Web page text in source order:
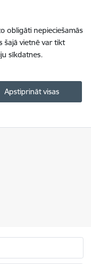
obligāti nepieciešamās
šajā vietnē var tikt
sīkdatnes.
Apstiprināt visas